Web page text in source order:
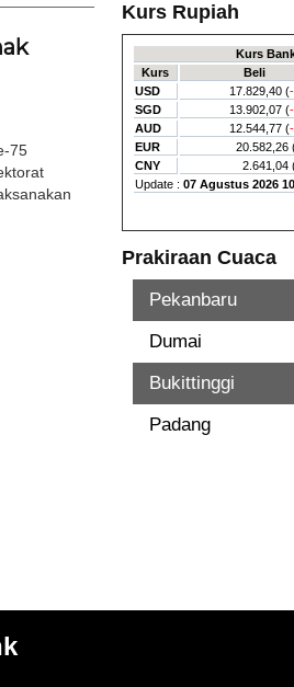
75
Kurs Rupiah
Prakiraan Cuaca
Pekanbaru
Dumai
Bukittinggi
Padang